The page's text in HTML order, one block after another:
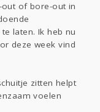
of bore-out in
laten. Ik heb nu
deze week vind
zitten helpt
voelen